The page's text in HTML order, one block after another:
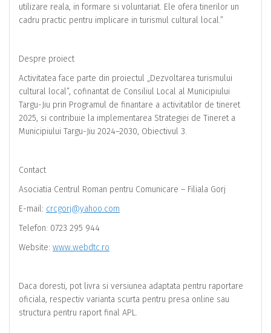
utilizare reala, in formare si voluntariat. Ele ofera tinerilor un
cadru practic pentru implicare in turismul cultural local.”
Despre proiect
Activitatea face parte din proiectul „Dezvoltarea turismului
cultural local”, cofinantat de Consiliul Local al Municipiului
Targu-Jiu prin Programul de finantare a activitatilor de tineret
2025, si contribuie la implementarea Strategiei de Tineret a
Municipiului Targu-Jiu 2024–2030, Obiectivul 3.
Contact
Asociatia Centrul Roman pentru Comunicare – Filiala Gorj
E-mail: crcgorj@yahoo.com
Telefon: 0723 295 944
Website: www.webdtc.ro
Daca doresti, pot livra si versiunea adaptata pentru raportare
oficiala, respectiv varianta scurta pentru presa online sau
structura pentru raport final APL.